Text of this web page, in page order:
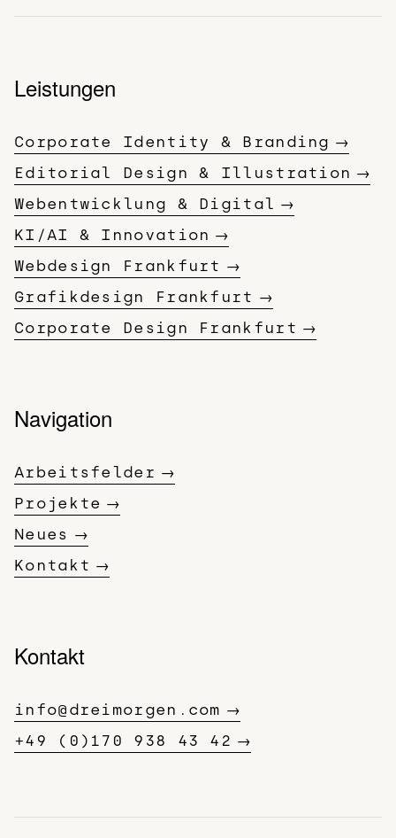
Leistungen
Corporate Identity & Branding
Editorial Design & Illustration
Webentwicklung & Digital
KI/AI & Innovation
Webdesign Frankfurt
Grafikdesign Frankfurt
Corporate Design Frankfurt
Navigation
Arbeitsfelder
Projekte
Neues
Kontakt
Kontakt
info@dreimorgen.com
+49 (0)170 938 43 42